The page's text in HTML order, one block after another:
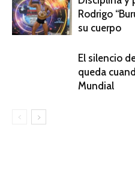
Rodrigo
su cuerpo
El silencio
queda
Mundial